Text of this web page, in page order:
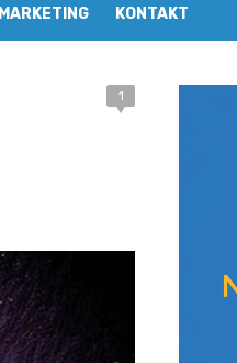
MARKETING KONTAKT
1